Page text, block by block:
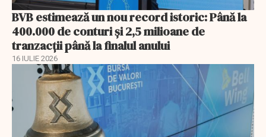
BVB estimează un nou record istoric: Până la
400.000 de conturi și 2,5 milioane de
tranzacții până la finalul anului
16 IULIE 2026